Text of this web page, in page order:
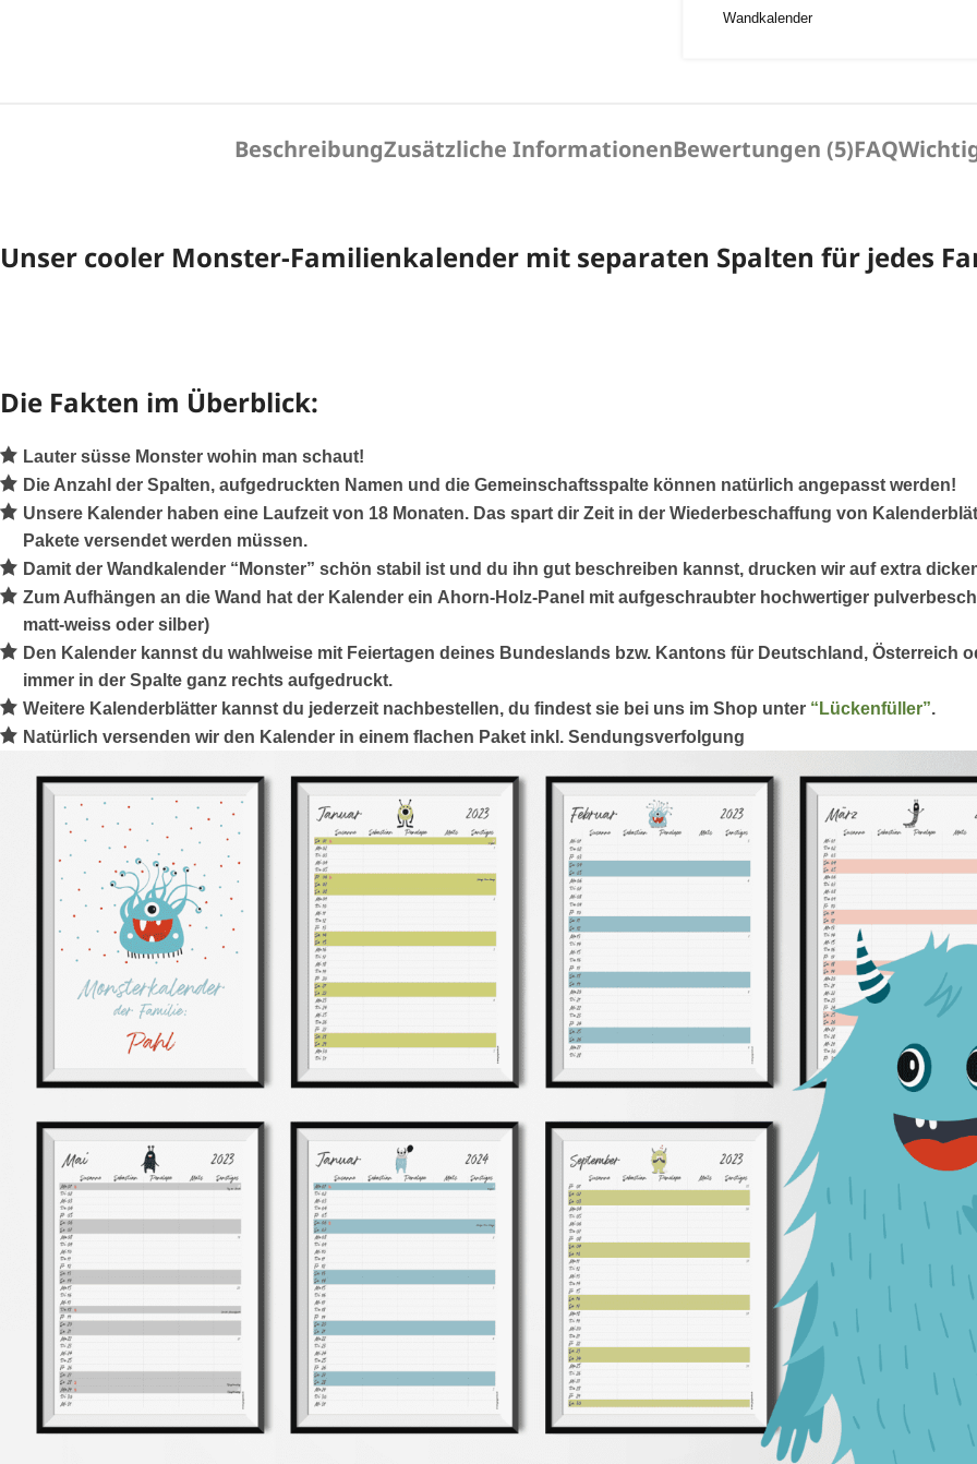
Wandkalender
BeschreibungZusätzliche InformationenBewertungen (5)FAQ
Unser cooler Monster-Familienkalender mit separaten Spalten für jedes
Die Fakten im Überblick:
Lauter süsse Monster wohin man schaut!
Die Anzahl der Spalten, aufgedruckten Namen und die Gemeinschaftsspalte können natürlich angepasst werden!
Unsere Kalender haben eine Laufzeit von 18 Monaten. Das spart dir Zeit in der Wiederbeschaffung von
Pakete versendet werden müssen.
Damit der Wandkalender “Monster” schön stabil ist und du ihn gut beschreiben kannst, drucken wir auf extra
Zum Aufhängen an die Wand hat der Kalender ein Ahorn-Holz-Panel mit aufgeschraubter hochwertiger
matt-weiss oder silber)
Den Kalender kannst du wahlweise mit Feiertagen deines Bundeslands bzw. Kantons für Deutschland, Österreich
immer in der Spalte ganz rechts aufgedruckt.
Weitere Kalenderblätter kannst du jederzeit nachbestellen, du findest sie bei uns im Shop unter “Lückenfüller”.
Natürlich versenden wir den Kalender in einem flachen Paketinkl. Sendungsverfolgung